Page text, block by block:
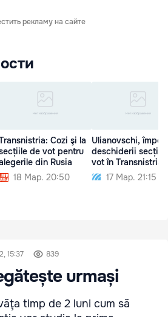
рекламу на сайте
Cozi şi la
de vot pentru
din Rusia
18 Мар. 20:50
Ulianovschi,
deschiderii
vot în Transnistria
17 Мар. 21:15
15:37 839
urmași
timp de 2 luni cum să